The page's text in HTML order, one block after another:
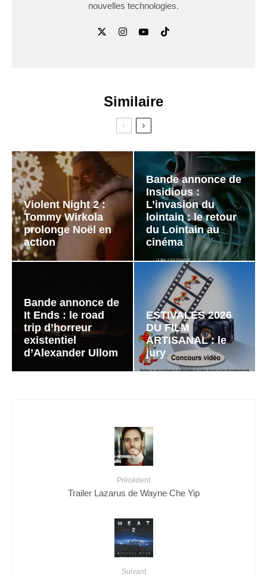
nouvelles technologies.
Similaire
Violent Night 2 :
Tommy Wirkola
prolonge Noël en
action
Bande annonce de
Insidious :
L’invasion du
lointain : le retour
du Lointain au
cinéma
Bande annonce de
It Ends : le road
trip d’horreur
existentiel
d’Alexander Ullom
ESTIVALES 2026
DU FILM
ARTISANAL : le
jury
Précédent
Trailer Lazarus de Wayne Che Yip
Suivant